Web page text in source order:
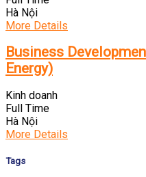
Hà Nội
More Details
Business
Energy)
Kinh doanh
Full Time
Hà Nội
More Details
Tags